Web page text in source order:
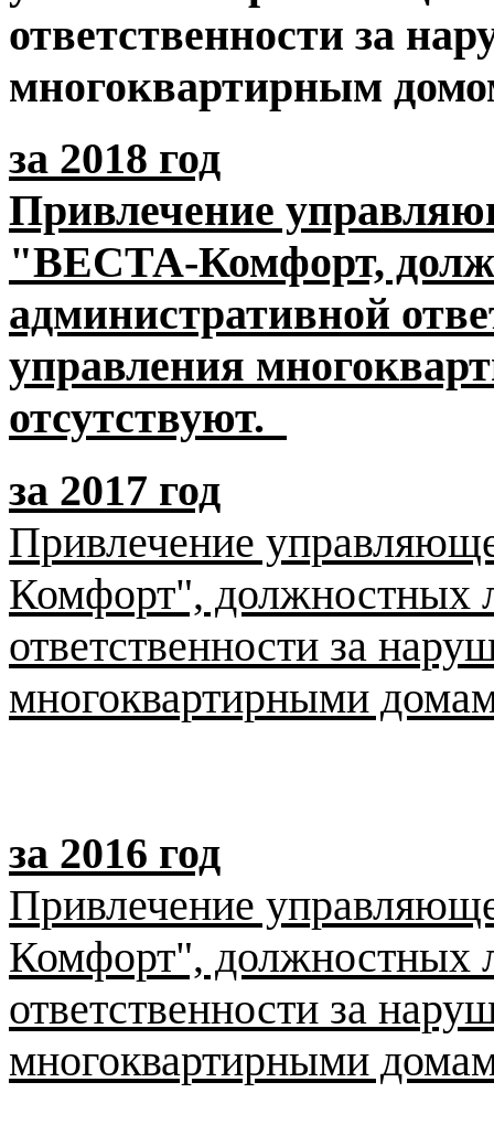
ответственности за
многоквартирным
за 2018 год
Привлечение
"ВЕСТА-Комфорт,
административной
управления
отсутствуют.
за 2017 год
Привлечение
Комфорт", должностных
ответственности за
многоквартирными
за 2016 год
Привлечение
Комфорт", должностных
ответственности за
многоквартирными